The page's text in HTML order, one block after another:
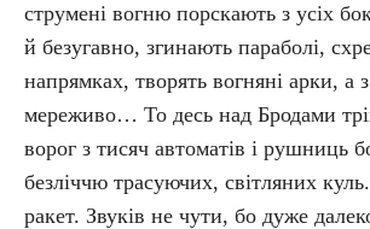
струмені вогню порскають з усіх
й безугавно, згинають параболі,
напрямках, творять вогняні арки, а
мереживо… То десь над Бродами
ворог з тисяч автоматів і рушниць
безліччю трасуючих, світляних
ракет. Звуків не чути, бо дуже